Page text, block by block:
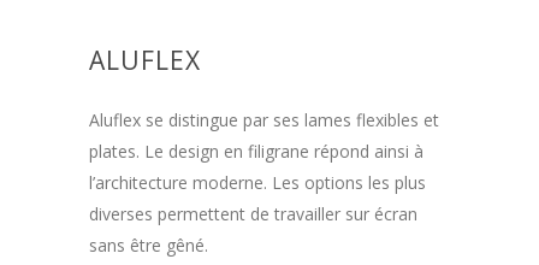
ALUFLEX
Aluflex se distingue par ses lames flexibles et
plates. Le design en filigrane répond ainsi à
l’architecture moderne. Les options les plus
diverses permettent de travailler sur écran
sans être gêné.